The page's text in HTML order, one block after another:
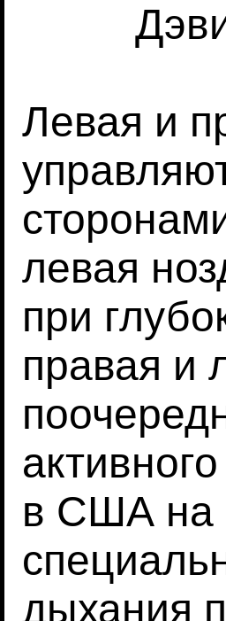
Левая и
левая
при
правая и
в США на
дыхания